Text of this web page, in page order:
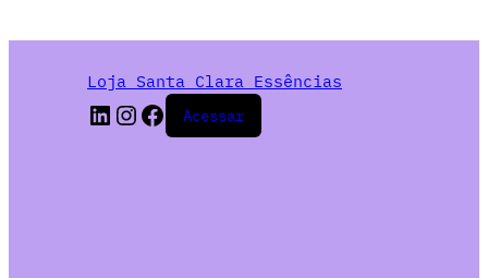
Loja Santa Clara Essências
Acessar